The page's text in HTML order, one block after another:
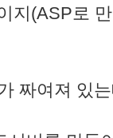
지(ASP로
짜여져 있